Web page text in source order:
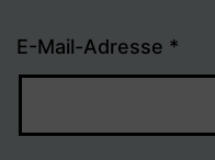
E-Mail-Adresse *